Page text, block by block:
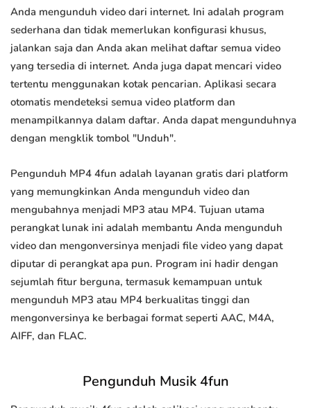
Anda mengunduh video dari internet. Ini adalah program
sederhana dan tidak memerlukan konfigurasi khusus,
jalankan saja dan Anda akan melihat daftar semua video
yang tersedia di internet. Anda juga dapat mencari video
tertentu menggunakan kotak pencarian. Aplikasi secara
otomatis mendeteksi semua video platform dan
menampilkannya dalam daftar. Anda dapat mengunduhnya
dengan mengklik tombol "Unduh".
Pengunduh MP4 4fun adalah layanan gratis dari platform
yang memungkinkan Anda mengunduh video dan
mengubahnya menjadi MP3 atau MP4. Tujuan utama
perangkat lunak ini adalah membantu Anda mengunduh
video dan mengonversinya menjadi file video yang dapat
diputar di perangkat apa pun. Program ini hadir dengan
sejumlah fitur berguna, termasuk kemampuan untuk
mengunduh MP3 atau MP4 berkualitas tinggi dan
mengonversinya ke berbagai format seperti AAC, M4A,
AIFF, dan FLAC.
Pengunduh Musik 4fun